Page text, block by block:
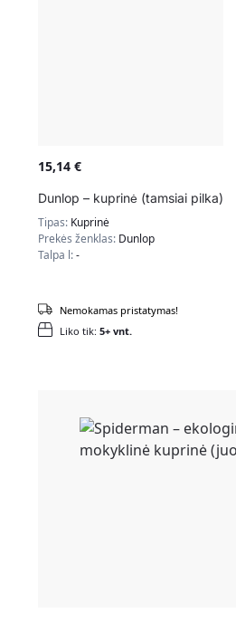
15,14 €
Dunlop – kuprinė (tamsiai pilka)
Tipas: Kuprinė
Prekės ženklas: Dunlop
Talpa l:-
Liko tik: 5+ vnt.
Nemokamas pristatymas!